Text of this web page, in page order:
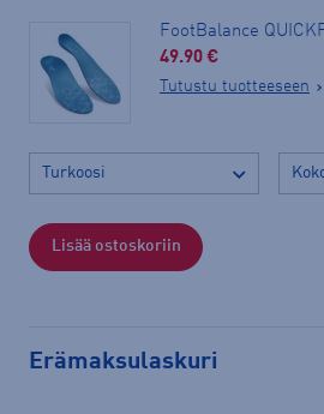
FootBalance
49.90 €
Tutustu tuotteeseen
Lisää ostoskoriin
Erämaksulaskuri